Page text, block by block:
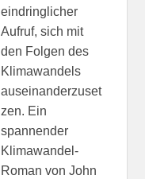
eindringlicher
Aufruf, sich mit
den Folgen des
Klimawandels
auseinanderzuset
zen. Ein
spannender
Klimawandel-
Roman von John